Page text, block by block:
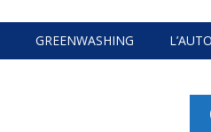
GREENWASHING